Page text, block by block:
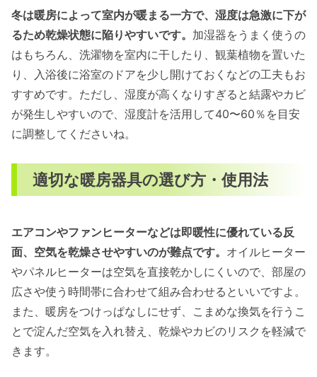
冬は暖房によって室内が暖まる一方で、湿度は急激に下が
るため乾燥状態に陥りやすいです。 加湿器をうまく使うの
はもちろん、洗濯物を室内に干したり、観葉植物を置いた
り、入浴後に浴室のドアを少し開けておくなどの工夫もお
すすめです。ただし、湿度が高くなりすぎると結露やカビ
が発生しやすいので、湿度計を活用して40〜60％を目安
に調整してくださいね。
適切な暖房器具の選び方・使用法
エアコンやファンヒーターなどは即暖性に優れている反
面、空気を乾燥させやすいのが難点です。 オイルヒーター
やパネルヒーターは空気を直接乾かしにくいので、部屋の
広さや使う時間帯に合わせて組み合わせるといいですよ。
また、暖房をつけっぱなしにせず、こまめな換気を行うこ
とで淀んだ空気を入れ替え、乾燥やカビのリスクを軽減で
きます。